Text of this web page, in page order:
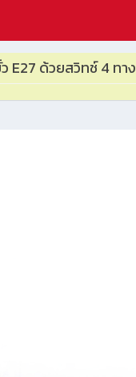
E27 ด้วยสวิทช์ 4 ทาง